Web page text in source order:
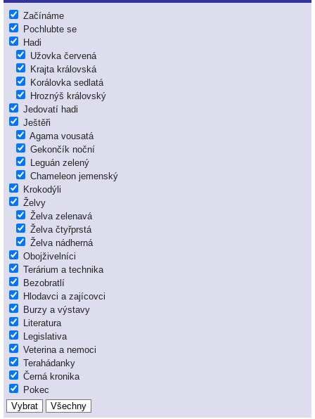
Začínáme
Pochlubte se
Hadi
Užovka červená
Krajta královská
Korálovka sedlatá
Hroznýš královský
Jedovatí hadi
Ještěři
Agama vousatá
Gekončík noční
Leguán zelený
Chameleon jemenský
Krokodýli
Želvy
Želva zelenavá
Želva čtyřprstá
Želva nádherná
Obojživelníci
Terárium a technika
Bezobratlí
Hlodavci a zajícovci
Burzy a výstavy
Literatura
Legislativa
Veterina a nemoci
Terahádanky
Černá kronika
Pokec